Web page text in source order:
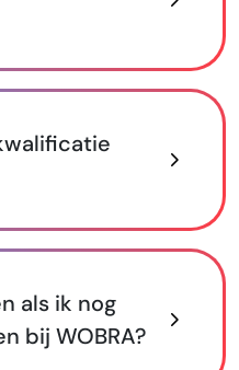
als ik nog
bij WOBRA?